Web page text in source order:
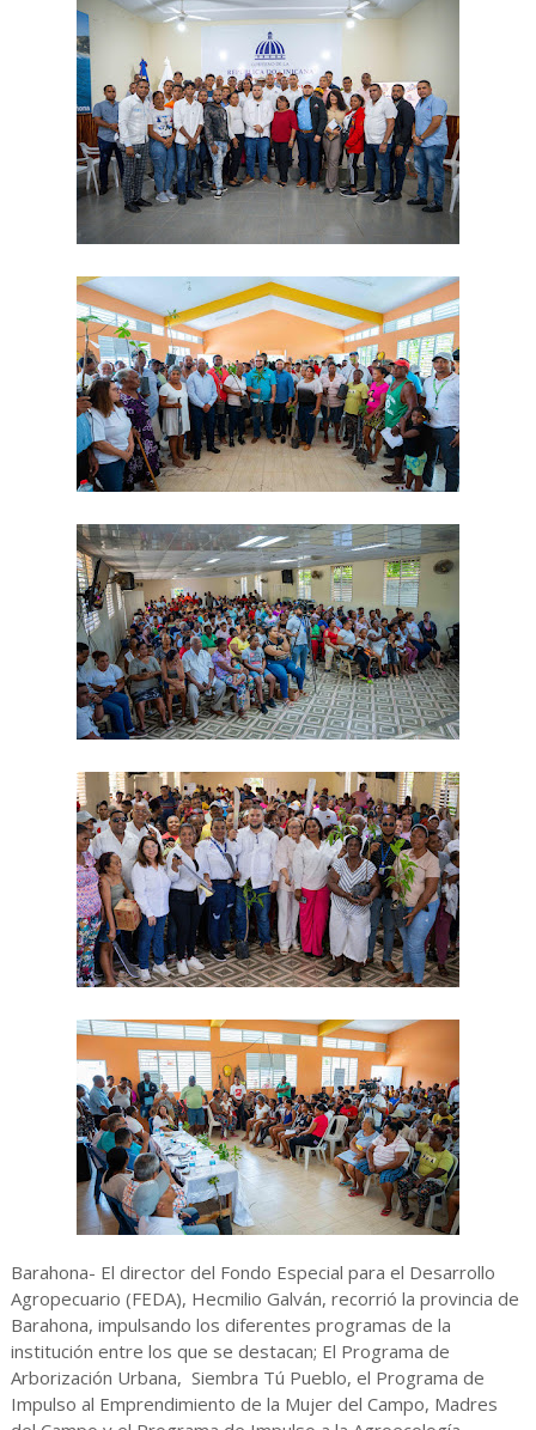
Barahona- El director del Fondo Especial para el Desarrollo
Agropecuario (FEDA), Hecmilio Galván, recorrió la provincia de
Barahona, impulsando los diferentes programas de la
institución entre los que se destacan; El Programa de
Arborización Urbana, Siembra Tú Pueblo, el Programa de
Impulso al Emprendimiento de la Mujer del Campo, Madres